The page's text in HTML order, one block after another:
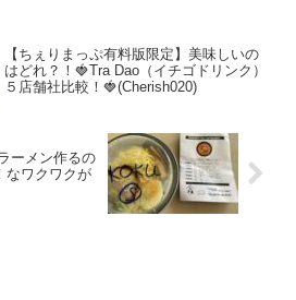
【ちぇりまっぷ有料版限定】美味しいの
はどれ？！🍓Tra Dao（イチゴドリンク）
５店舗社比較！🍓(Cherish020)
ーメン作るの
なワクワクが